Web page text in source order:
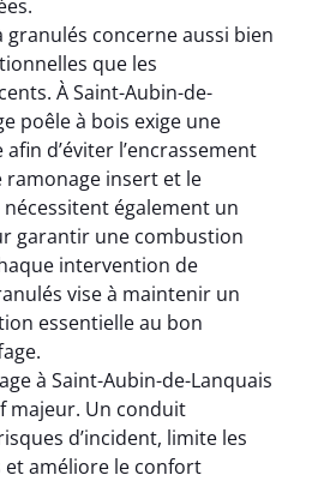
granulés concerne aussi bien
que les
À Saint-Aubin-de-
poêle à bois exige une
d’éviter l’encrassement
ramonage insert et le
également un
garantir une combustion
intervention de
vise à maintenir un
essentielle au bon
à Saint-Aubin-de-Lanquais
majeur. Un conduit
d’incident, limite les
et améliore le confort